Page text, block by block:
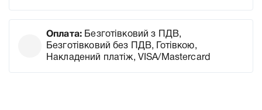
Оплата: Безготівковий з ПДВ,
Безготівковий без ПДВ, Готівкою,
Накладений платіж, VISA/Mastercard